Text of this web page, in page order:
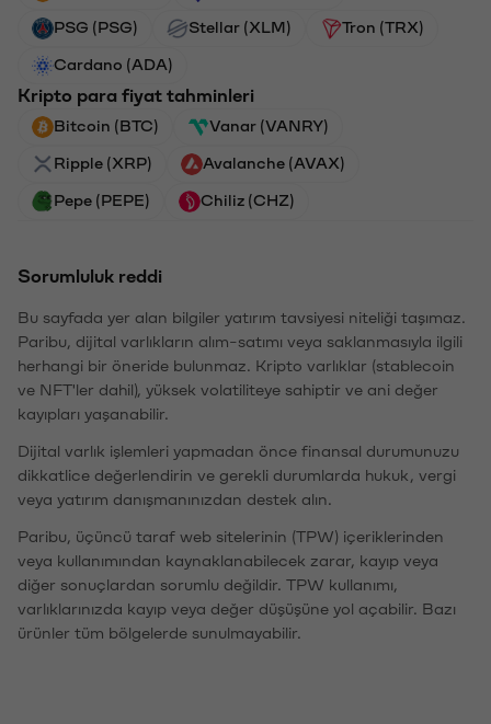
PSG (PSG) Stellar (XLM) Tron (TRX)
Cardano (ADA)
Kripto para fiyat tahminleri
Bitcoin (BTC) Vanar (VANRY)
Ripple (XRP) Avalanche (AVAX)
Pepe (PEPE) Chiliz (CHZ)
Sorumluluk reddi
Bu sayfada yer alan bilgiler yatırım tavsiyesi niteliği taşımaz.
Paribu, dijital varlıkların alım-satımı veya saklanmasıyla ilgili
herhangi bir öneride bulunmaz. Kripto varlıklar (stablecoin
ve NFT'ler dahil), yüksek volatiliteye sahiptir ve ani değer
kayıpları yaşanabilir.
Dijital varlık işlemleri yapmadan önce finansal durumunuzu
dikkatlice değerlendirin ve gerekli durumlarda hukuk, vergi
veya yatırım danışmanınızdan destek alın.
Paribu, üçüncü taraf web sitelerinin (TPW) içeriklerinden
veya kullanımından kaynaklanabilecek zarar, kayıp veya
diğer sonuçlardan sorumlu değildir. TPW kullanımı,
varlıklarınızda kayıp veya değer düşüşüne yol açabilir. Bazı
ürünler tüm bölgelerde sunulmayabilir.